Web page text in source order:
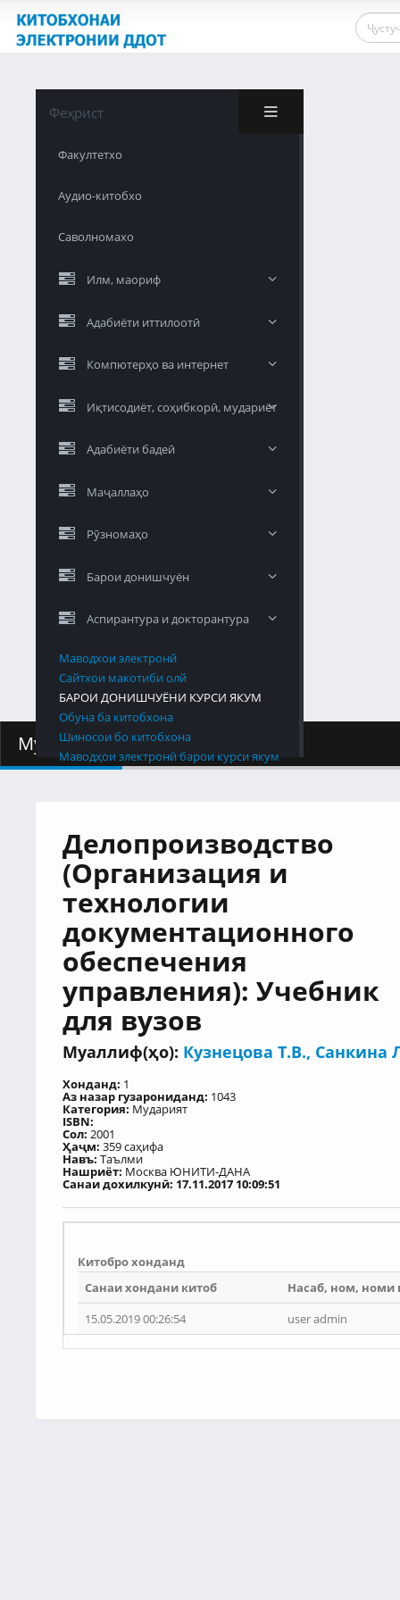
Феҳрист
Факултетхо
Аудио-китобхо
Саволномахо
Илм, маориф
Адабиёти иттилоотӣ
Компютерҳо ва интернет
Иқтисодиёт, соҳибкорӣ, мудариёт
Адабиёти бадеӣ
Маҷаллаҳо
Рӯзномаҳо
Барои донишчуён
Аспирантура и докторантура
Маводхои электронй
Сайтхои макотиби олй
БАРОИ ДОНИШЧУЁНИ КУРСИ ЯКУМ
Обуна ба китобхона
Шиносои бо китобхона
Маводҳои электронӣ барои курси якум
Мударият
Делопроизводство
(Организация и
технологии
документационного
обеспечения
управления): Учебник
для вузов
Муаллиф(ҳо): Кузнецова Т.В., Санкина
Хонданд: 1
Аз назар гузарониданд: 1043
Категория: Мударият
ISBN:
Сол: 2001
Ҳаҷм: 359 саҳифа
Навъ: Таълми
Нашриёт: Москва ЮНИТИ-ДАНА
Санаи дохилкунӣ: 17.11.2017 10:09:51
Китобро хонданд
Санаи хондани китоб
Насаб, ном, номи
15.05.2019 00:26:54
user admin